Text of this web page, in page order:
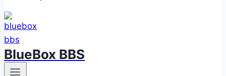
BlueBox BBS